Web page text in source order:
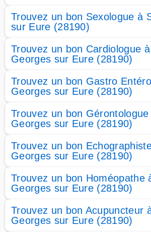
Trouvez un bon Sexologue à
sur Eure (28190)
Trouvez un bon Cardiologue
Georges sur Eure (28190)
Trouvez un bon Gastro
Georges sur Eure (28190)
Trouvez un bon
Georges sur Eure (28190)
Trouvez un bon
Georges sur Eure (28190)
Trouvez un bon Homéopathe
Georges sur Eure (28190)
Trouvez un bon Acupuncteur
Georges sur Eure (28190)